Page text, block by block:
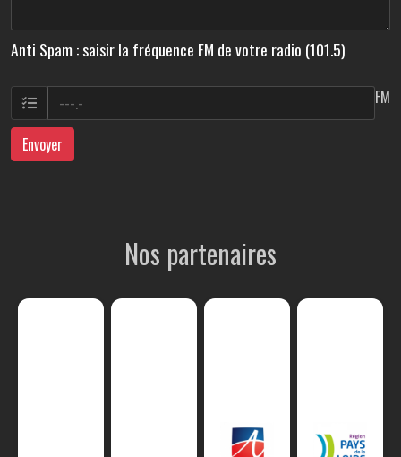
Anti Spam : saisir la fréquence FM de votre radio (101.5)
FM
Envoyer
Nos partenaires